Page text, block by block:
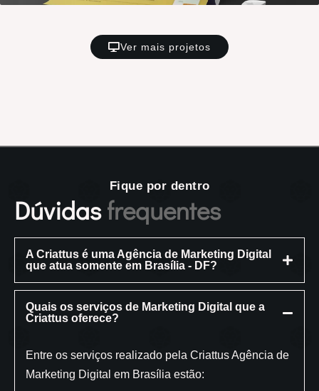
Ver mais projetos
Fique por dentro
Dúvidasfrequentes
A Criattus é uma Agência de Marketing Digital
que atua somente em Brasília - DF?
Quais os serviços de Marketing Digital que a
Criattus oferece?
Entre os serviços realizado pela Criattus Agência de
Marketing Digital em Brasília estão: